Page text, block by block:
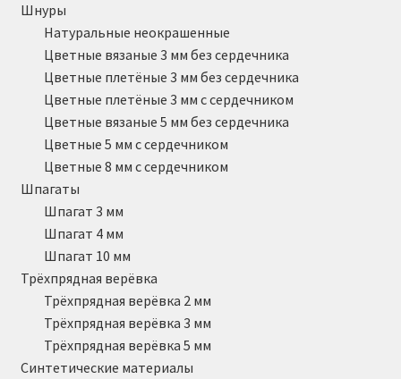
Шнуры
Натуральные неокрашенные
Цветные вязаные 3 мм без сердечника
Цветные плетёные 3 мм без сердечника
Цветные плетёные 3 мм с сердечником
Цветные вязаные 5 мм без сердечника
Цветные 5 мм с сердечником
Цветные 8 мм с сердечником
Шпагаты
Шпагат 3 мм
Шпагат 4 мм
Шпагат 10 мм
Трёхпрядная верёвка
Трёхпрядная верёвка 2 мм
Трёхпрядная верёвка 3 мм
Трёхпрядная верёвка 5 мм
Синтетические материалы